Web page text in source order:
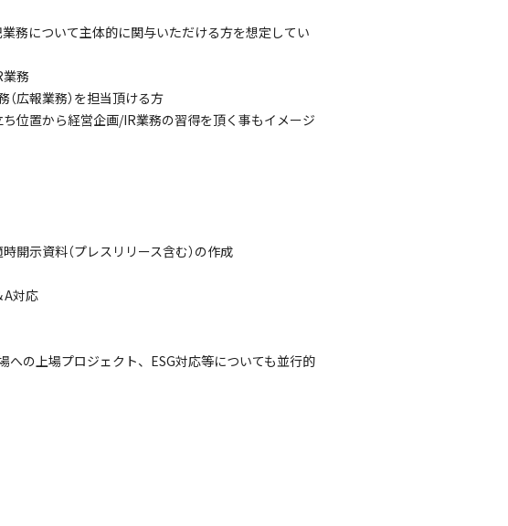
務について主体的に関与いただける方を想定してい
務
広報業務）を担当頂ける方
位置から経営企画/IR業務の習得を頂く事もイメージ
開示資料（プレスリリース含む）の作成
A対応
の上場プロジェクト、ESG対応等についても並行的